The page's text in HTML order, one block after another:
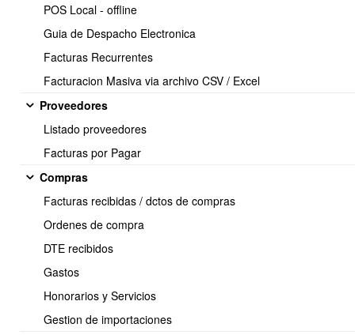
POS Local - offline
Guia de Despacho Electronica
Facturas Recurrentes
Facturacion Masiva via archivo CSV / Excel
Proveedores
Listado proveedores
Facturas por Pagar
Compras
Facturas recibidas / dctos de compras
Ordenes de compra
DTE recibidos
Gastos
Honorarios y Servicios
Gestion de importaciones
Para editar el texto de las plantillas, se debe ir a Mi empresa >
Plantillas emails >
los códigos para identificar las plantillas son:
cobranza_before_expiration
cobranza_after_expiration
cobranza_same_day_expiration
siguientes variables:
{$NombreCliente}
{$EmpresaLogo}
{$EmpresaNombre}
{$EmpresaTelefono}